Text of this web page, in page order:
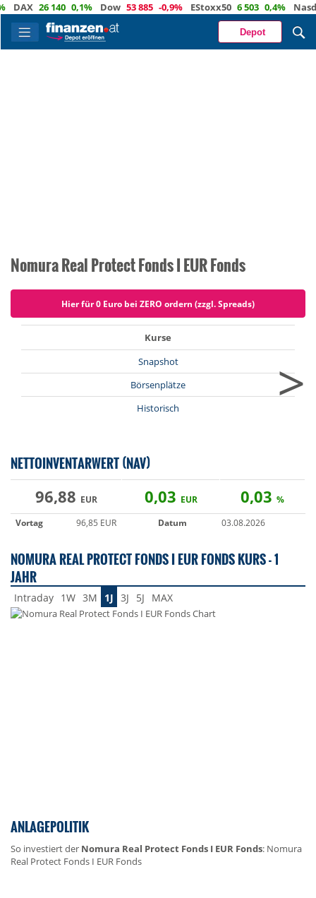
26 140 0,1% Dow 53 885 -0,9% EStoxx50 6 503 0,4% Nasdaq
Depot
Nomura Real Protect Fonds I EUR Fonds
Hier für 0 Euro bei ZERO ordern (zzgl. Spreads)
Kurse
Snapshot
Börsenplätze
Historisch
>
NETTOINVENTARWERT (NAV)
96,88 EUR 0,03 EUR 0,03 %
Vortag
96,85 EUR Datum 03.08.2026
NOMURA REAL PROTECT FONDS I EUR FONDS KURS - 1
JAHR
Intraday 1W 3M 1J 3J 5J MAX
ANLAGEPOLITIK
So investiert der Nomura Real Protect Fonds I EUR Fonds: Nomura
Real Protect Fonds I EUR Fonds